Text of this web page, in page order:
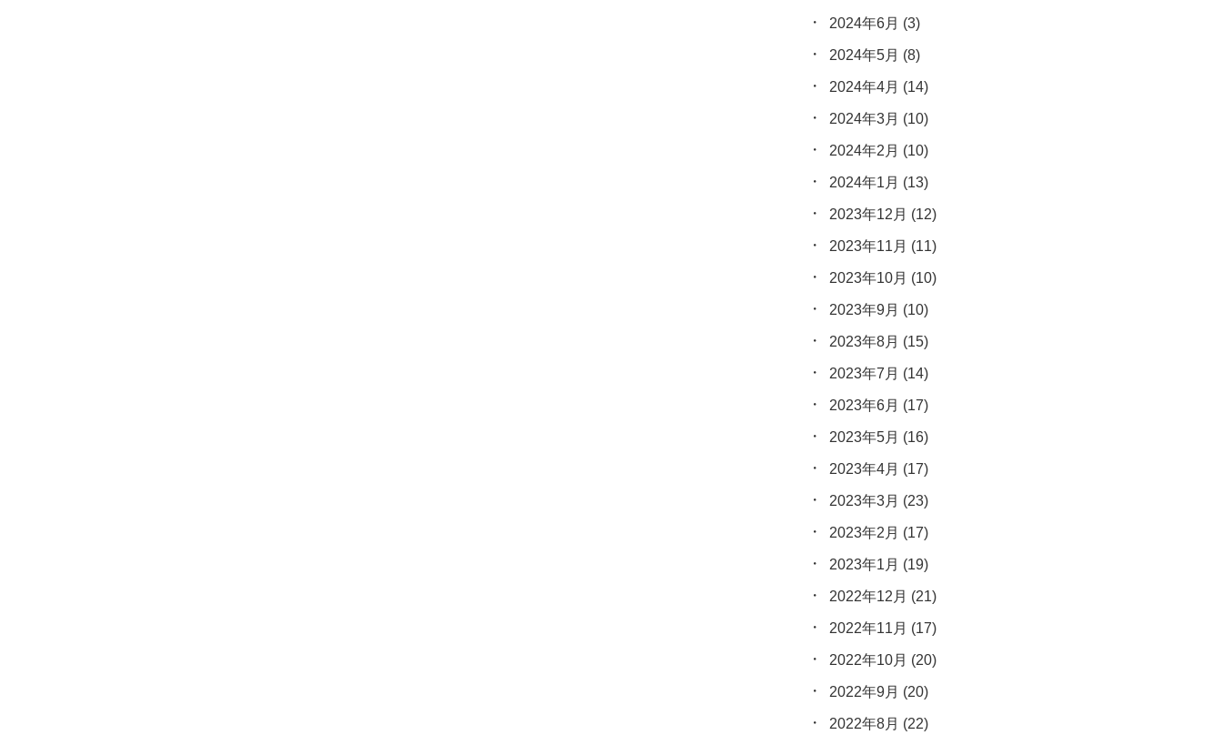
2024年6月 (3)
2024年5月 (8)
2024年4月 (14)
2024年3月 (10)
2024年2月 (10)
2024年1月 (13)
2023年12月 (12)
2023年11月 (11)
2023年10月 (10)
2023年9月 (10)
2023年8月 (15)
2023年7月 (14)
2023年6月 (17)
2023年5月 (16)
2023年4月 (17)
2023年3月 (23)
2023年2月 (17)
2023年1月 (19)
2022年12月 (21)
2022年11月 (17)
2022年10月 (20)
2022年9月 (20)
2022年8月 (22)